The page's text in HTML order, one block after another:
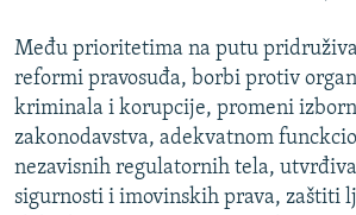
Među prioritetima na putu
reformi pravosuđa, borbi protiv
kriminala i korupcije, promeni
zakonodavstva, adekvatnom
nezavisnih regulatornih tela,
sigurnosti i imovinskih prava, zaštiti